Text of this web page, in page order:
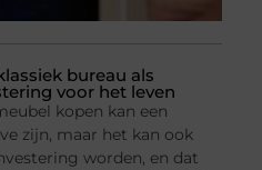
bureau als
voor het leven
kopen kan een
zijn, maar het kan ook
worden, en dat